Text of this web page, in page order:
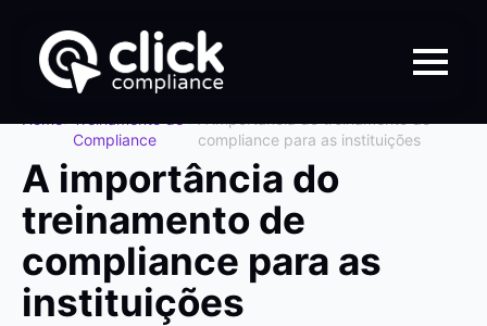
Compliance
compliance para as instituições
A importância do
treinamento de
compliance para as
instituições